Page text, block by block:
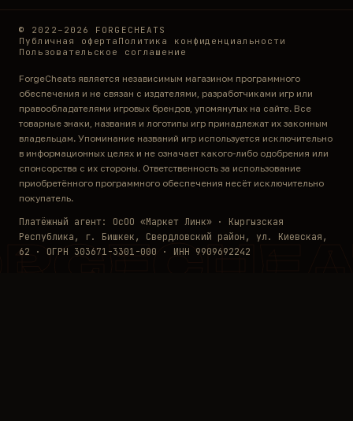
© 2022–2026 FORGECHEATS
Публичная оферта Политика конфиденциальности
Пользовательское соглашение
ForgeCheats является независимым магазином программного
обеспечения и не связан с издателями, разработчиками игр или
правообладателями игровых брендов, упомянутых на сайте. Все
товарные знаки, названия и логотипы игр принадлежат их законным
владельцам. Упоминание названий игр используется исключительно
в информационных целях и не означает какого-либо одобрения или
спонсорства с их стороны. Ответственность за использование
приобретённого программного обеспечения несёт исключительно
покупатель.
Платёжный агент: ОсОО «Маркет Линк» · Кыргызская
Республика, г. Бишкек, Свердловский район, ул. Киевская,
62 · ОГРН 303671-3301-000 · ИНН 9909692242